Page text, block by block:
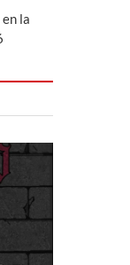
la